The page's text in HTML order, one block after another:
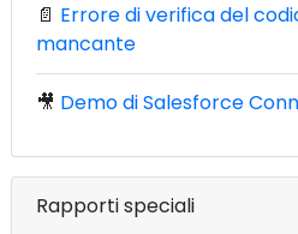
📄 Errore di verifica del
mancante
🎥 Demo di Salesforce
Rapporti speciali